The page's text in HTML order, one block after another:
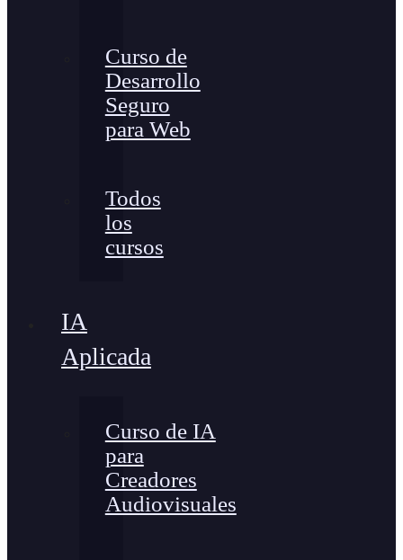
Curso de
Desarrollo
Seguro
para Web
Todos
los
cursos
IA
Aplicada
Curso de IA
para
Creadores
Audiovisuales